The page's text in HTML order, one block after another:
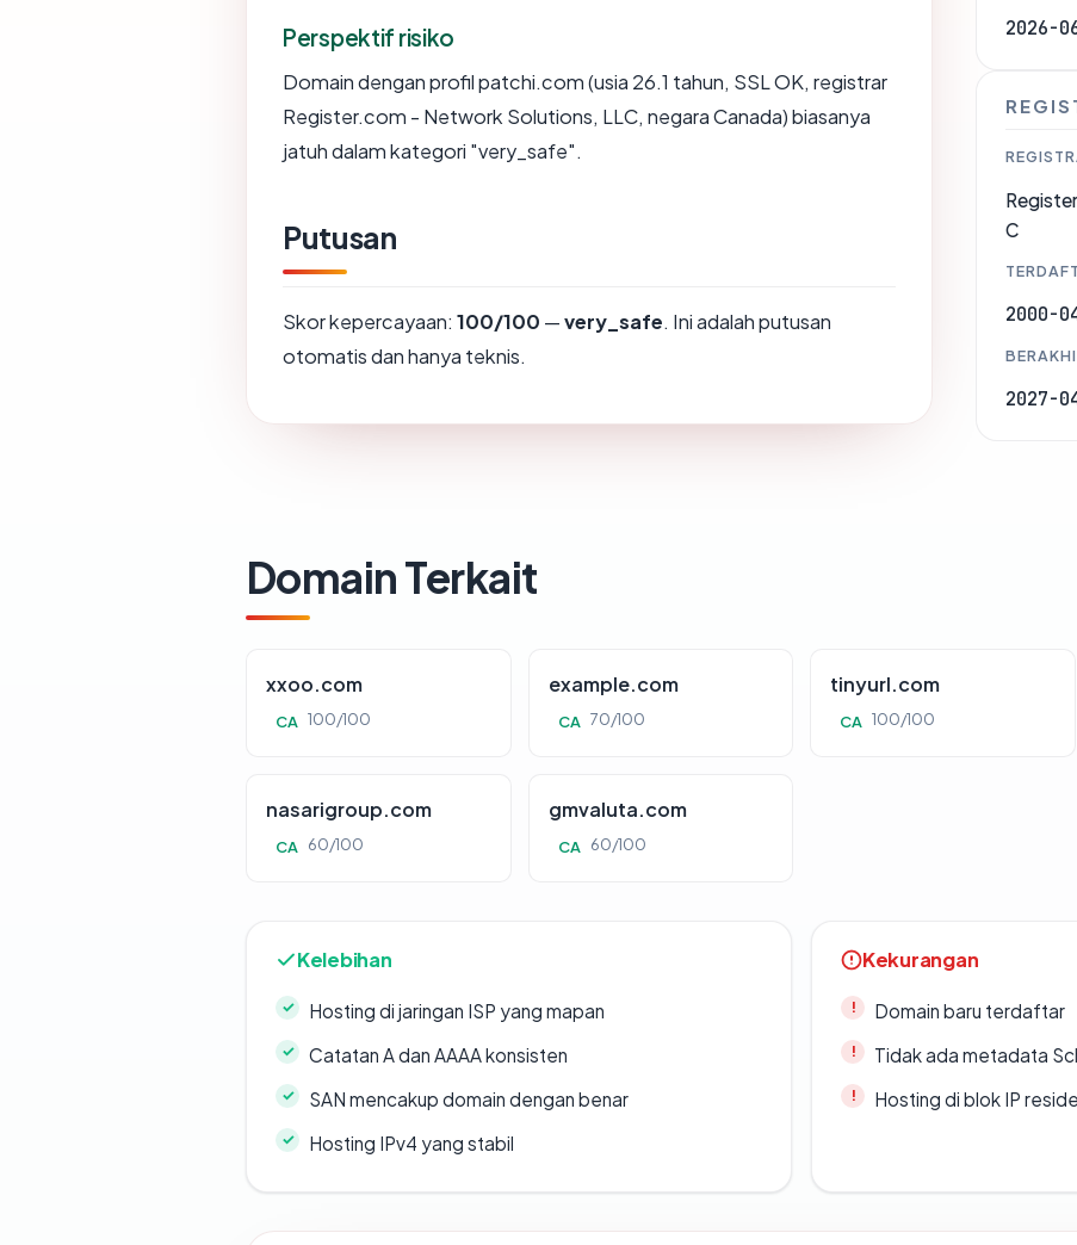
Perspektif risiko
Domain dengan profil patchi.com (usia 26.1 tahun, SSL OK, registrar
Register.com - Network Solutions, LLC, negara Canada) biasanya
jatuh dalam kategori "very_safe".
Putusan
Skor kepercayaan: 100/100 —very_safe. Ini adalah putusan
otomatis dan hanya teknis.
2026-
C
2000-
2027-
Domain Terkait
xxoo.com
CA 100/100
example.com
CA 70/100
tinyurl.com
CA 100/100
nasarigroup.com
CA 60/100
gmvaluta.com
CA 60/100
Kelebihan
Hosting di jaringan ISP yang mapan
Catatan A dan AAAA konsisten
SAN mencakup domain dengan benar
Hosting IPv4 yang stabil
Kekurangan
Domain baru terdaftar
Tidak ada metadata
Hosting di blok IP